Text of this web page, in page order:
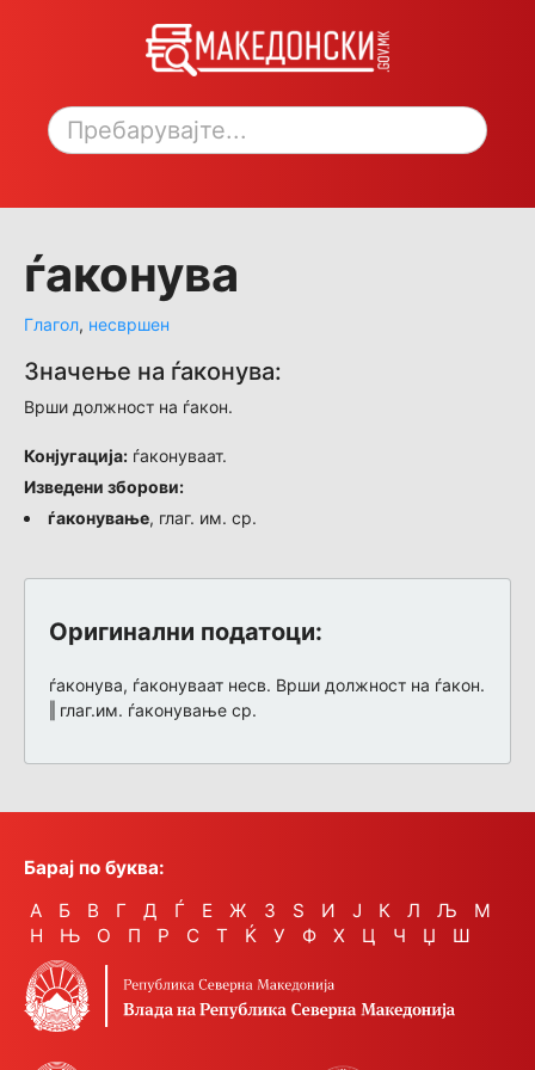
Toggle sidebar
ѓаконува
Глагол, несвршен
Значење на ѓаконува:
Врши должност на ѓакон.
Конјугација: ѓаконуваат.
Изведени зборови:
ѓаконување, глаг. им. ср.
Оригинални податоци:
ѓаконува, ѓаконуваат несв. Врши должност на ѓакон.
‖ глаг.им. ѓаконување ср.
Барај по буква:
А
Б В Г Д Ѓ Е Ж З Ѕ И Ј К Л Љ
М
Н
Њ О П Р С Т Ќ У Ф Х Ц Ч Џ Ш